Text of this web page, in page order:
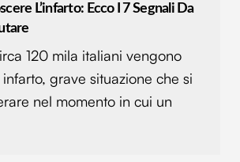
L’infarto: Ecco I 7 Segnali Da
120 mila italiani vengono
grave situazione che si
nel momento in cui un